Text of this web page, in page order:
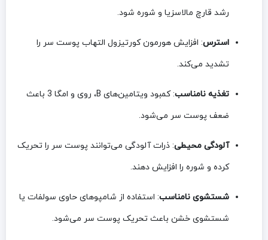
رشد قارچ مالاسزیا و شوره شود.
استرس: افزایش هورمون کورتیزول التهاب پوست سر را
تشدید می‌کند.
تغذیه نامناسب
: کمبود ویتامین‌های B، روی و امگا 3 باعث
ضعف پوست سر می‌شود.
آلودگی محیطی: ذرات آلودگی می‌توانند پوست سر را تحریک
کرده و شوره را افزایش دهند.
شستشوی نامناسب: استفاده از شامپوهای حاوی سولفات یا
شستشوی خشن باعث تحریک پوست سر می‌شود.